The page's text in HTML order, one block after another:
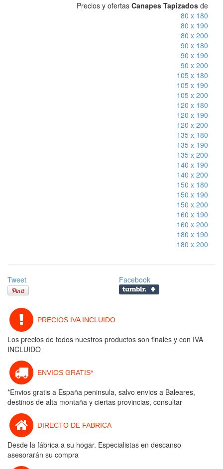
Precios y ofertas Canapes Tapizados de
80 x 180
80 x 190
80 x 200
90 x 180
90 x 190
90 x 200
105 x 180
105 x 190
105 x 200
120 x 180
120 x 190
120 x 200
135 x 180
135 x 190
135 x 200
140 x 190
140 x 200
150 x 180
150 x 190
150 x 200
160 x 190
160 x 200
180 x 190
180 x 200
Tweet Facebook
PRECIOS IVA INCLUIDO
Los precios de todos nuestros productos son finales y con IVA
INCLUIDO
ENVIOS GRATIS*
*Envios gratis a España peninsula, salvo envios a Baleares,
destinos de alta montaña y ciertas provincias, consultar
DIRECTO DE FABRICA
Desde la fábrica a su hogar. Especialistas en descanso
asesorarán su compra